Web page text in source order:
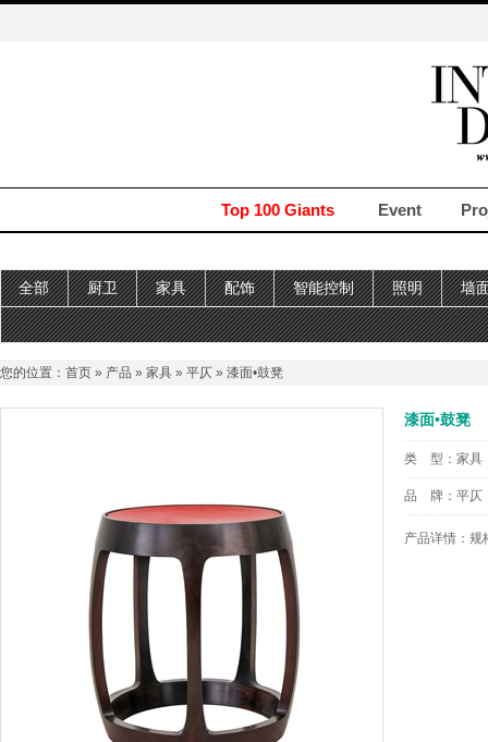
Top 100 Giants Event
全部 厨卫 家具 配饰 智能控制 照明 墙
您的位置： 首页 » 产品 » 家具 » 平仄 » 漆面•鼓凳
漆面•鼓凳
类 型： 家具
品 牌： 平仄
产品详情： 规